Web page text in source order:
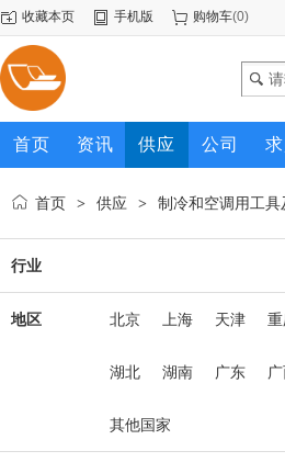
收藏本页 手机版 购物车(0)
首页 资讯 供应 公司
首页 > 供应 > 制冷和空调用工
行业
地区 北京 上海 天津
湖北 湖南 广东
其他国家